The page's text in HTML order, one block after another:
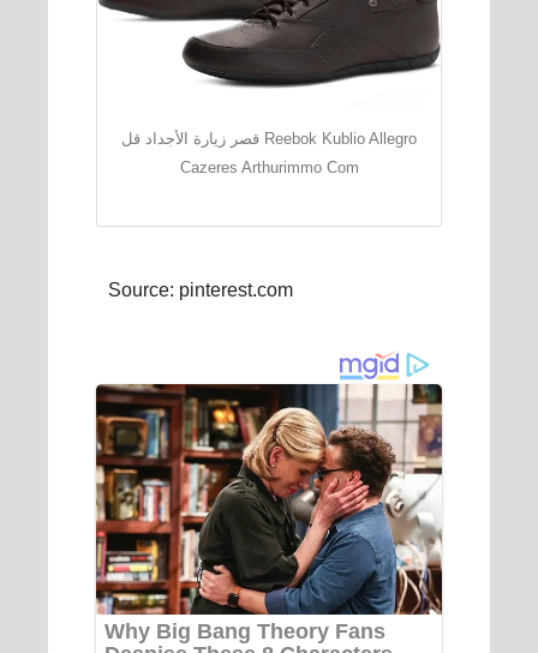
قصر زيارة الأجداد قل Reebok Kublio Allegro
Cazeres Arthurimmo Com
Source: pinterest.com